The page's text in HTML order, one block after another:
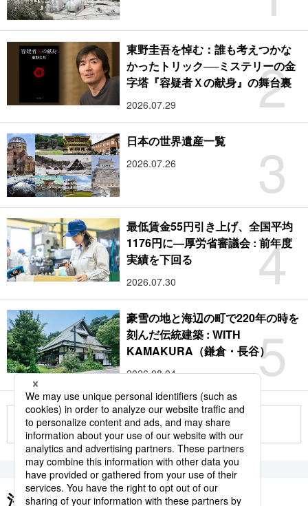
2
東野圭吾を悼む：誰も考えつかな
かったトリック──ミステリーの金
字塔『容疑者Ｘの献身』の舞台裏
2026.07.29
3
日本の世界遺産一覧
2026.07.26
4
最低賃金55円引き上げ、全国平均
1176円に―厚労省審議会 : 前年度
実績を下回る
2026.07.30
5
豪雪の地と海辺の町で220年の時を
刻んだ伝統建築 : WITH
KAMAKURA（鎌倉・長谷）
2026.08.04
もっと見る
注目のキーワード